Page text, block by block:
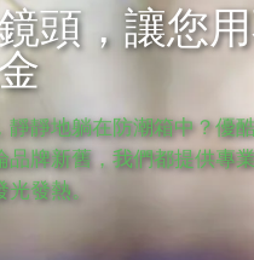
頭，讓您
靜地躺在防潮箱中？優
牌新舊，我們都提供專
發熱。